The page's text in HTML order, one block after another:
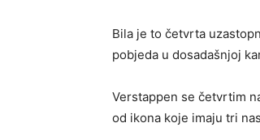
Bila je to četvrta
pobjeda u dosadašnjoj
Verstappen se četvrtim
od ikona koje imaju tri